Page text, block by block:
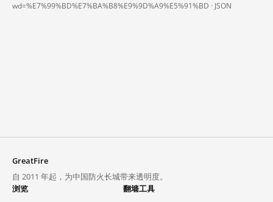
wd=%E7%99%BD%E7%BA%B8%E9%9D%A9%E5%91%BD · JSON
GreatFire
自 2011 年起，为中国防火长城带来透明度。
浏览
翻墙工具